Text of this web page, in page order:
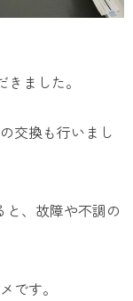
ました。
交換も行いまし
と、故障や不調の
です。